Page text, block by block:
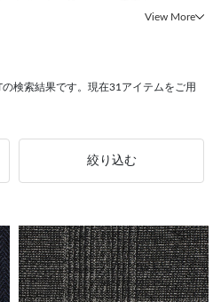
ト #オーダースーツ 春夏
復 レディース #シワ回復 SUIT SELECT
復 春夏
View More
検索結果です。現在31アイテムをご用
絞り込む